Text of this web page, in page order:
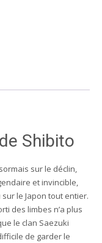
Shibito
sur le déclin,
et invincible,
le Japon tout entier.
des limbes n’a plus
le clan Saezuki
de garder le